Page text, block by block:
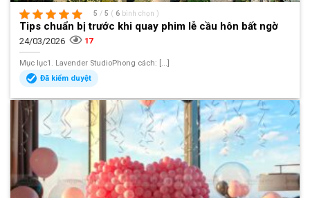
5 / 5 ( 6 bình chọn )
Tips chuẩn bị trước khi quay phim lễ cầu hôn bất ngờ
24/03/2026 17
Mục lục1. Lavender StudioPhong cách: [...]
Đã kiểm duyệt